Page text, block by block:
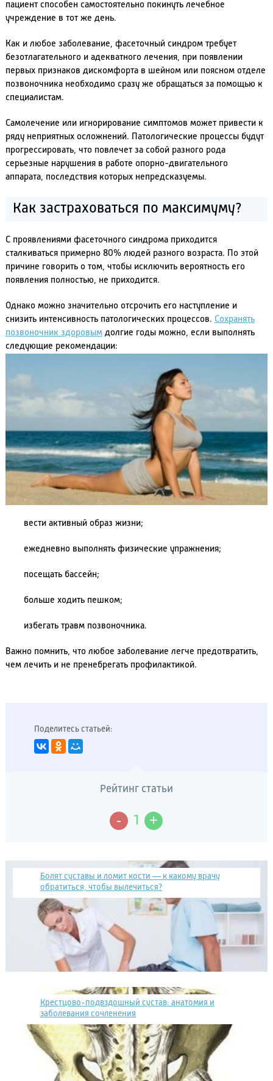
пациент способен самостоятельно покинуть лечебное
учреждение в тот же день.
Как и любое заболевание, фасеточный синдром требует
безотлагательного и адекватного лечения, при появлении
первых признаков дискомфорта в шейном или поясном отделе
позвоночника необходимо сразу же обращаться за помощью к
специалистам.
Самолечение или игнорирование симптомов может привести к
ряду неприятных осложнений. Патологические процессы будут
прогрессировать, что повлечет за собой разного рода
серьезные нарушения в работе опорно-двигательного
аппарата, последствия которых непредсказуемы.
Как застраховаться по максимуму?
С проявлениями фасеточного синдрома приходится
сталкиваться примерно 80% людей разного возраста. По этой
причине говорить о том, чтобы исключить вероятность его
появления полностью, не приходится.
Однако можно значительно отсрочить его наступление и
снизить интенсивность патологических процессов. Сохранять
позвоночник здоровымдолгие годы можно, если выполнять
следующие рекомендации:
вести активный образ жизни;
ежедневно выполнять физические упражнения;
посещать бассейн;
больше ходить пешком;
избегать травм позвоночника.
Важно помнить, что любое заболевание легче предотвратить,
чем лечить и не пренебрегать профилактикой.
Поделитесь статьей:
Рейтинг статьи
- 1 +
Болят суставы и ломит кости — к какому врачу
обратиться, чтобы вылечиться?
Крестцово-подвздошный сустав: анатомия и
заболевания сочленения